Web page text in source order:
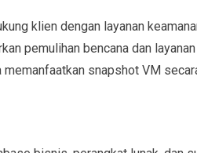
klien dengan layanan
pemulihan bencana dan
snapshot VM